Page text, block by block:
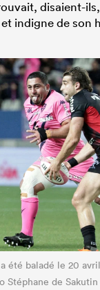
disaient-
indigne de son
été baladé le 20
Stéphane de